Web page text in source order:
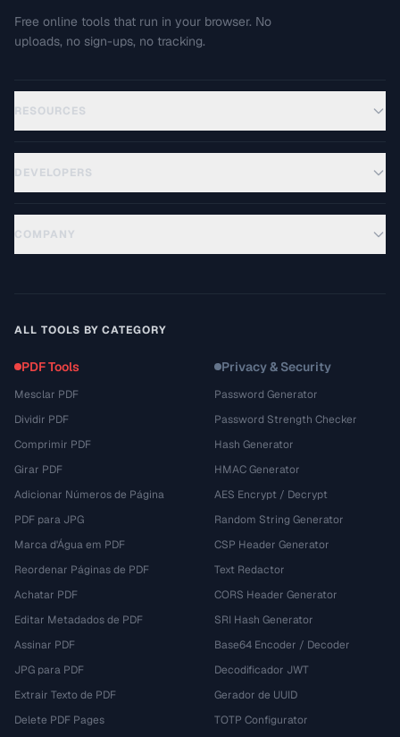
Free online tools that run in your browser. No
uploads, no sign-ups, no tracking.
RESOURCES
DEVELOPERS
COMPANY
ALL TOOLS BY CATEGORY
PDF Tools
Mesclar PDF
Dividir PDF
Comprimir PDF
Girar PDF
Adicionar Números de Página
PDF para JPG
Marca d'Água em PDF
Reordenar Páginas de PDF
Achatar PDF
Editar Metadados de PDF
Assinar PDF
JPG para PDF
Extrair Texto de PDF
Delete PDF Pages
Privacy & Security
Password Generator
Password Strength Checker
Hash Generator
HMAC Generator
AES Encrypt / Decrypt
Random String Generator
CSP Header Generator
Text Redactor
CORS Header Generator
SRI Hash Generator
Base64 Encoder / Decoder
Decodificador JWT
Gerador de UUID
TOTP Configurator